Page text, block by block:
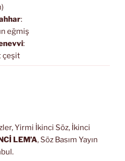
:
eğmiş
:
çeşit
Yirmi İkinci Söz, İkinci
LEM’A, Söz Basım Yayın